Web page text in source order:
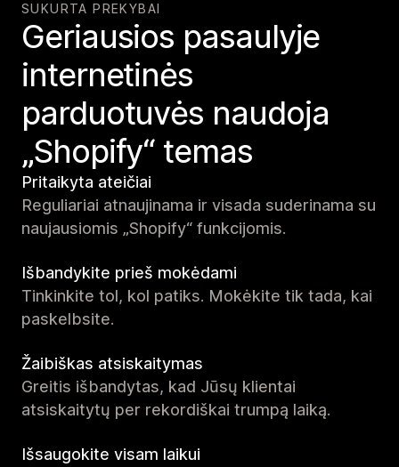
SUKURTA PREKYBAI
Geriausios pasaulyje
internetinės
parduotuvės naudoja
„Shopify“ temas
Pritaikyta ateičiai
Reguliariai atnaujinama ir visada suderinama su
naujausiomis „Shopify“ funkcijomis.
Išbandykite prieš mokėdami
Tinkinkite tol, kol patiks. Mokėkite tik tada, kai
paskelbsite.
Žaibiškas atsiskaitymas
Greitis išbandytas, kad Jūsų klientai
atsiskaitytų per rekordiškai trumpą laiką.
Išsaugokite visam laikui